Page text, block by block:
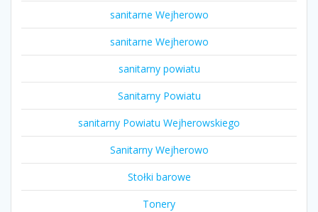
sanitarne Wejherowo
sanitarne Wejherowo
sanitarny powiatu
Sanitarny Powiatu
sanitarny Powiatu Wejherowskiego
Sanitarny Wejherowo
Stołki barowe
Tonery